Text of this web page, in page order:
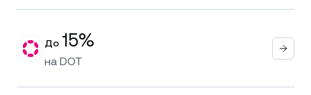
До 15%
на DOT